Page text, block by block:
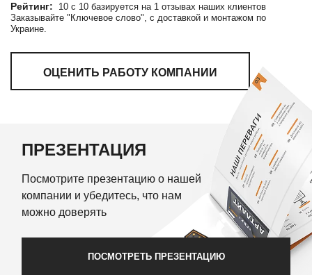
Рейтинг: 10 c 10 базируется на 1 отзывах наших клиентов
Заказывайте "Ключевое слово", с доставкой и монтажом по
Украине.
ОЦЕНИТЬ РАБОТУ КОМПАНИИ
ПРЕЗЕНТАЦИЯ
Посмотрите презентацию о нашей
компании и убедитесь, что нам
можно доверять
ПОСМОТРЕТЬ ПРЕЗЕНТАЦИЮ